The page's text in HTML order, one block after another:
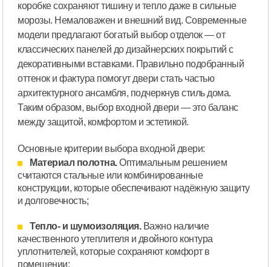
коробке сохраняют тишину и тепло даже в сильные
морозы. Немаловажен и внешний вид. Современные
модели предлагают богатый выбор отделок — от
классических панелей до дизайнерских покрытий с
декоративными вставками. Правильно подобранный
оттенок и фактура помогут двери стать частью
архитектурного ансамбля, подчеркнув стиль дома.
Таким образом, выбор входной двери — это баланс
между защитой, комфортом и эстетикой.
Основные критерии выбора входной двери:
Материал полотна.Оптимальным решением
считаются стальные или комбинированные
конструкции, которые обеспечивают надёжную защиту
и долговечность;
Тепло- и шумоизоляция.Важно наличие
качественного утеплителя и двойного контура
уплотнителей, которые сохраняют комфорт в
помещении;